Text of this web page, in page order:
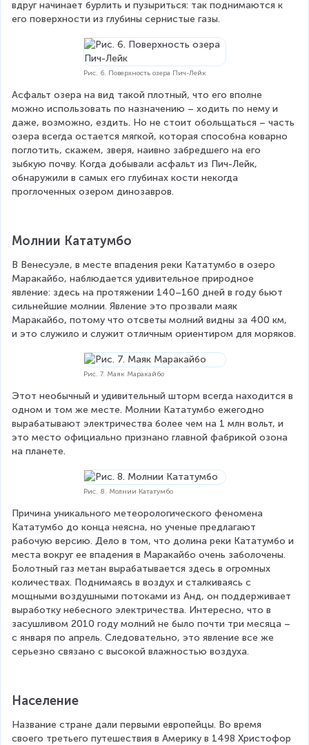
вдруг начинает бурлить и пузыриться: так поднимаются к
его поверхности из глубины сернистые газы.
Рис. 6. Поверхность озера Пич-Лейк
Асфальт озера на вид такой плотный, что его вполне
можно использовать по назначению – ходить по нему и
даже, возможно, ездить. Но не стоит обольщаться – часть
озера всегда остается мягкой, которая способна коварно
поглотить, скажем, зверя, наивно забредшего на его
зыбкую почву. Когда добывали асфальт из Пич-Лейк,
обнаружили в самых его глубинах кости некогда
проглоченных озером динозавров.
Молнии Кататумбо
В Венесуэле, в месте впадения реки Кататумбо в озеро
Маракайбо, наблюдается удивительное природное
явление: здесь на протяжении 140–160 дней в году бьют
сильнейшие молнии. Явление это прозвали маяк
Маракайбо, потому что отсветы молний видны за 400 км,
и это служило и служит отличным ориентиром для моряков.
Рис. 7. Маяк Маракайбо
Этот необычный и удивительный шторм всегда находится в
одном и том же месте. Молнии Кататумбо ежегодно
вырабатывают электричества более чем на 1 млн вольт, и
это место официально признано главной фабрикой озона
на планете.
Рис. 8. Молнии Кататумбо
Причина уникального метеорологического феномена
Кататумбо до конца неясна, но ученые предлагают
рабочую версию. Дело в том, что долина реки Кататумбо и
места вокруг ее впадения в Маракайбо очень заболочены.
Болотный газ метан вырабатывается здесь в огромных
количествах. Поднимаясь в воздух и сталкиваясь с
мощными воздушными потоками из Анд, он поддерживает
выработку небесного электричества. Интересно, что в
засушливом 2010 году молний не было почти три месяца –
с января по апрель. Следовательно, это явление все же
серьезно связано с высокой влажностью воздуха.
Население
Название стране дали первыми европейцы. Во время
своего третьего путешествия в Америку в 1498 Христофор